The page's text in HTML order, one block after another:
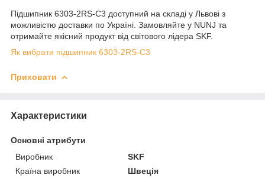
Підшипник 6303-2RS-C3 доступний на складі у Львові з
можливістю доставки по Україні. Замовляйте у NUNJ та
отримайте якісний продукт від світового лідера SKF.
Як вибрати підшипник 6303-2RS-C3
Приховати
Характеристики
Основні атрибути
Виробник
SKF
Країна виробник
Швеція